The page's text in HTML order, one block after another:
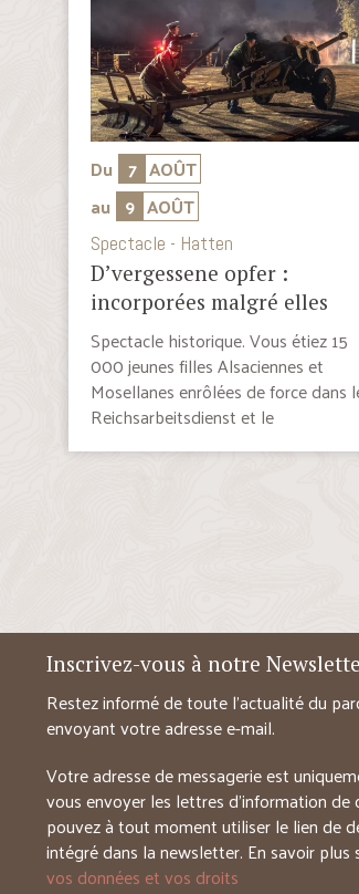
Du 7 AOÛT
au 9 AOÛT
Spectacle - Hatten
D’vergessene opfer :
incorporées malgré elles
Spectacle historique. Vous étiez 15
000 jeunes filles Alsaciennes et
Mosellanes enrôlées de force dans
Reichsarbeitsdienst et le
Inscrivez-vous à notre
Restez informé de toute l’actualité du
envoyant votre adresse e-mail.
Votre adresse de messagerie est
vous envoyer les lettres d’information de
pouvez à tout moment utiliser le lien de
intégré dans la newsletter. En savoir plus
vos données et vos droits